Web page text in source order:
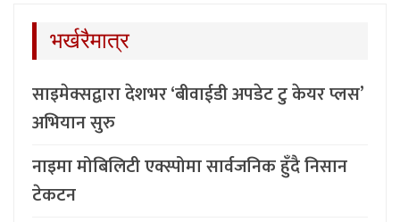
भर्खरैमात्र
साइमेक्सद्वारा देशभर ‘बीवाईडी अपडेट टु केयर प्लस’
अभियान सुरु
नाइमा मोबिलिटी एक्स्पोमा सार्वजनिक हुँदै निसान
टेकटन